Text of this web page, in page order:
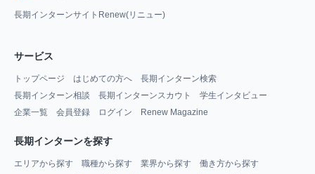
長期インターンサイトRenew(リニュー)
サービス
トップページ はじめての方へ
長期インターン検索
長期インターン相談
長期インターンスカウト
学生インタビュー
企業一覧
会員登録 ログイン Renew Magazine
長期インターンを探す
エリアから探す 職種から探す 業界から探す
働き方から探す